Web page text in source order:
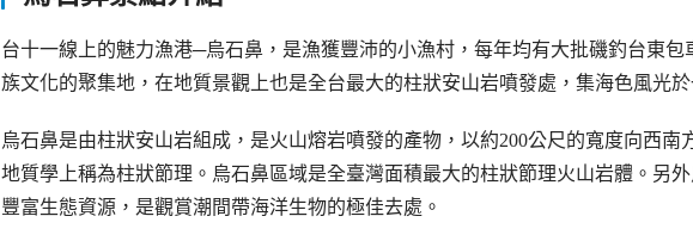
台十一線上的魅力漁港─烏石鼻，是漁獲豐沛的小漁村，每年均有大批磯釣台東
族文化的聚集地，在地質景觀上也是全台最大的柱狀安山岩噴發處，集海色風光於
烏石鼻是由柱狀安山岩組成，是火山熔岩噴發的產物，以約200公尺的寬度向西南
地質學上稱為柱狀節理。烏石鼻區域是全臺灣面積最大的柱狀節理火山岩體。另
豐富生態資源，是觀賞潮間帶海洋生物的極佳去處。